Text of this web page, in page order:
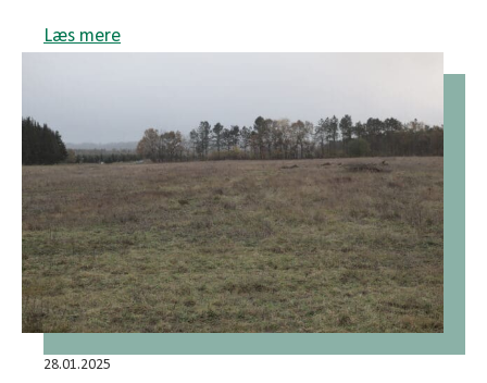
Læs mere
28.01.2025